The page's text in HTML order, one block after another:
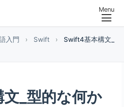
Menu
入門 › Swift ›
Swift4基本構文_
_型的な何か